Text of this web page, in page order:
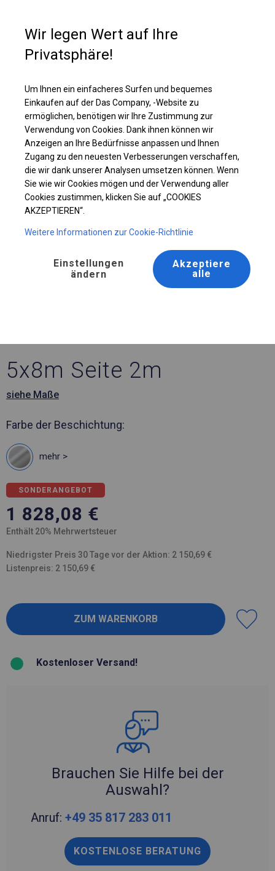
Ganzjährig geöffnete Zelthalle | 5x8 m
5x8m Seite 2m
siehe Maße
Farbe der Beschichtung:
mehr >
SONDERANGEBOT
1 828,08 €
Enthält 20% Mehrwertsteuer
Niedrigster Preis 30 Tage vor der Aktion: 2 150,69 €
Listenpreis: 2 150,69 €
Kostenloser Versand!
Brauchen Sie Hilfe bei der
Auswahl?
Anruf: +49 35 817 283 011
KOSTENLOSE BERATUNG
Wir legen Wert auf Ihre
Privatsphäre!
Um Ihnen ein einfacheres Surfen und bequemes
Einkaufen auf der Das Company, -Website zu
ermöglichen, benötigen wir Ihre Zustimmung zur
Verwendung von Cookies. Dank ihnen können wir
Anzeigen an Ihre Bedürfnisse anpassen und Ihnen
Zugang zu den neuesten Verbesserungen verschaffen,
die wir dank unserer Analysen umsetzen können. Wenn
Sie wie wir Cookies mögen und der Verwendung aller
Cookies zustimmen, klicken Sie auf „COOKIES
AKZEPTIEREN“.
Weitere Informationen zur Cookie-Richtlinie
Einstellungen
ändern
Akzeptiere
alle